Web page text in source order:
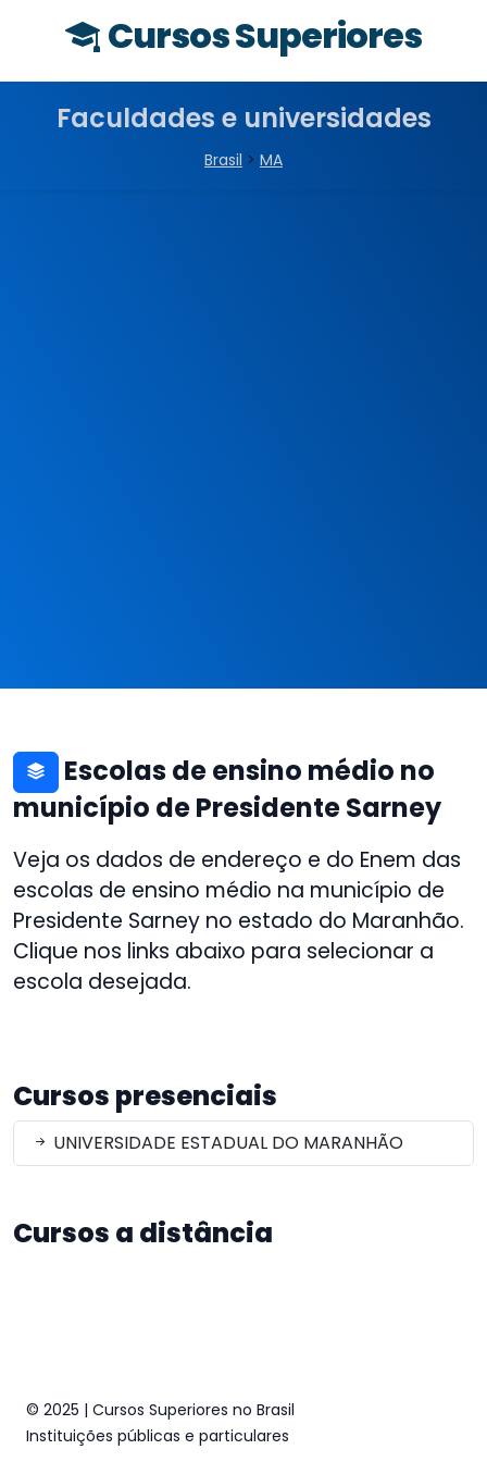
Cursos Superiores
Faculdades e universidades
Brasil > MA
Escolas de ensino médio no
município de Presidente Sarney
Veja os dados de endereço e do Enem das
escolas de ensino médio na município de
Presidente Sarney no estado do Maranhão.
Clique nos links abaixo para selecionar a
escola desejada.
Cursos presenciais
UNIVERSIDADE ESTADUAL DO MARANHÃO
Cursos a distância
© 2025 | Cursos Superiores no Brasil
Instituições públicas e particulares